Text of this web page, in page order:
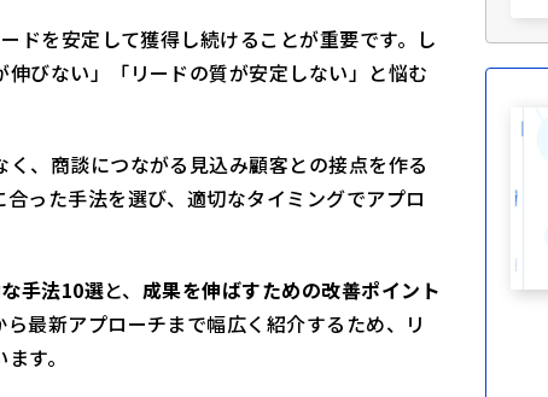
ドを安定して獲得し続けることが重要です。し
びない」「リードの質が安定しない」と悩む
、商談につながる見込み顧客との接点を作る
った手法を選び、適切なタイミングでアプロ
手法10選と、 成果を伸ばすための改善ポイント
最新アプローチまで幅広く紹介するため、リ
す。